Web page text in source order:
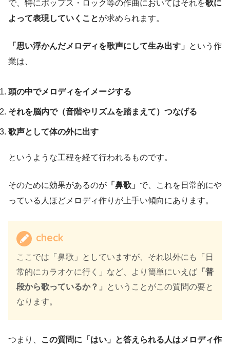
で、特にポップス・ロック等の作曲においてはそれを歌に
よって表現していくことが求められます。
「思い浮かんだメロディを歌声にして生み出す」 という作
業は、
頭の中でメロディをイメージする
それを脳内で（音階やリズムを踏まえて）つなげる
歌声として体の外に出す
というような工程を経て行われるものです。
そのために効果があるのが 「鼻歌」 で、これを日常的にや
っている人ほどメロディ作りが上手い傾向にあります。
check
ここでは「鼻歌」としていますが、それ以外にも「日
常的にカラオケに行く」など、より簡単にいえば 「普
段から歌っているか？」
ということがこの質問の要と
なります。
つまり、
この質問に「はい」と答えられる人はメロディ作